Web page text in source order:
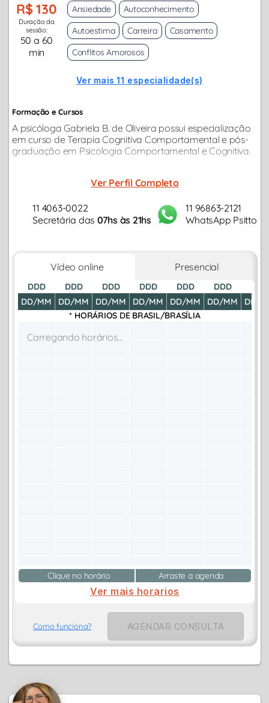
R$ 130
Duração da
sessão:
50 a 60
min
Ansiedade
Autoconhecimento
Autoestima
Carreira
Casamento
Conflitos Amorosos
Ver mais 11 especialidade(s)
Formação e Cursos
A psicóloga Gabriela B. de Oliveira possui especialização
em curso de Terapia Cognitiva Comportamental e pós-
graduação em Psicologia Comportamental e Cognitiva.
Ver Perfil Completo
11 4063-0022
Secretária das 07hs às 21hs
11 96863-2121
WhatsApp Psitto
Vídeo online Presencial
DDD
DD/MM
DDD
DD/MM
DDD
DD/MM
DDD
DD/MM
DDD
DD/MM
DDD
DD/MM
DD/
* HORÁRIOS DE BRASIL/BRASÍLIA
Carregando horários...
Clique no horário Arraste a agenda
Ver mais horarios
Como funciona? AGENDAR CONSULTA